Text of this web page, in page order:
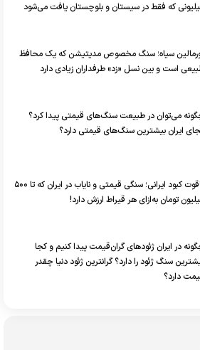
که فقط در سیستان و بلوچستان یافت می‌شود
سیاه؛ سنگ مخصوص مدیتیشن که یک محافظ
است و بین نسل «زد» طرفداران زیادی دارد
می‌توان در طبیعت سنگ‌های قیمتی پیدا کرد؟
ایران بیشترین سنگ‌های قیمتی دارد؟‌
یاقوت کبود ایرانی؛ سنگی قیمتی و نایاب در ایران که تا ۵۰۰
تومان به‌ازای هر قیراط ارزش دارد!
در ایران ژئود‌های گران‌قیمت پیدا کنیم و کجا
سنگ ژئود را دارد؟ گرانترین ژئود دنیا چقدر
دارد؟